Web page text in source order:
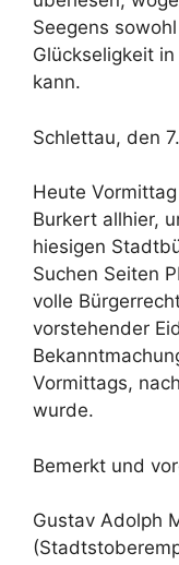
Seegens
Glückseligkeit
kann.
Schlettau, den
Heute
Burkert allhier,
hiesigen
Suchen Seiten
volle
vorstehender
Vormittags,
wurde.
Bemerkt und
Gustav Adolph